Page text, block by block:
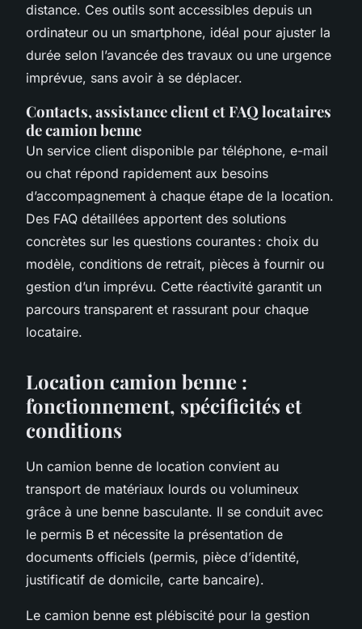
distance. Ces outils sont accessibles depuis un
ordinateur ou un smartphone, idéal pour ajuster la
durée selon l’avancée des travaux ou une urgence
imprévue, sans avoir à se déplacer.
Contacts, assistance client et FAQ locataires
de camion benne
Un service client disponible par téléphone, e-mail
ou chat répond rapidement aux besoins
d’accompagnement à chaque étape de la location.
Des FAQ détaillées apportent des solutions
concrètes sur les questions courantes : choix du
modèle, conditions de retrait, pièces à fournir ou
gestion d’un imprévu. Cette réactivité garantit un
parcours transparent et rassurant pour chaque
locataire.
Location camion benne :
fonctionnement, spécificités et
conditions
Un camion benne de location convient au
transport de matériaux lourds ou volumineux
grâce à une benne basculante. Il se conduit avec
le permis B et nécessite la présentation de
documents officiels (permis, pièce d’identité,
justificatif de domicile, carte bancaire).
Le camion benne est plébiscité pour la gestion